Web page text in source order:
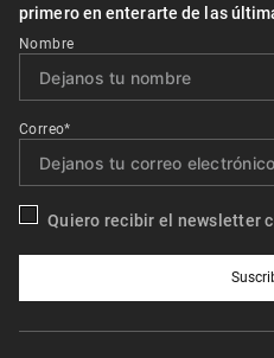
primero en enterarte de las
Nombre
Correo*
Quiero recibir el newsletter